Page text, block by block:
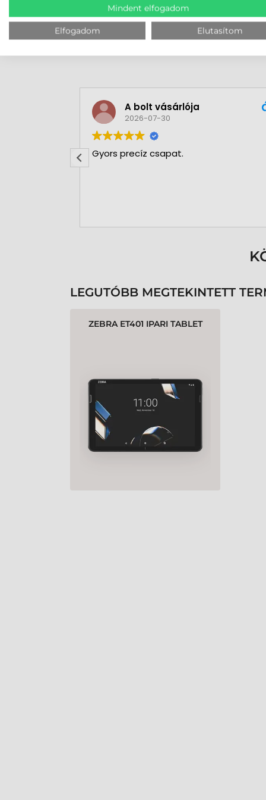
A bolt vásárlója
2026-07-30
Gyors precíz csapat.
LEGUTÓBB MEGTEKINTETT
ZEBRA ET401 IPARI TABLET
Mindent elfogadom
Elfogadom Elutasítom